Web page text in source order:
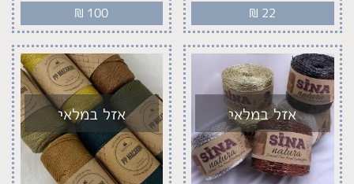
₪ 22
₪ 100
אזל במלאי אזל במלאי